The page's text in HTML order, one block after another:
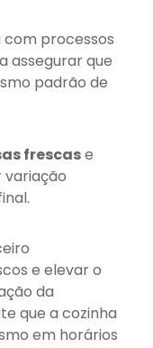
processos
assegurar que
padrão de
frescase
variação
e elevar o
da
que a cozinha
em horários